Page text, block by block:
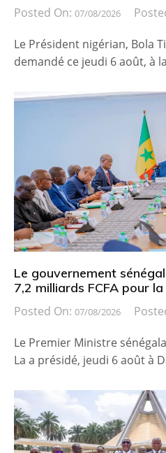
Posted On: 07/08/2026
Le Président nigérian, Bola
demandé ce jeudi 6 août, à
Le gouvernement
7,2 milliards FCFA pour
Posted On: 07/08/2026
Le Premier Ministre
La a présidé, jeudi 6 août à